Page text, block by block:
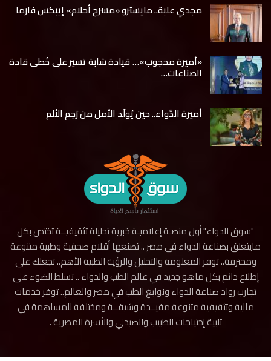
مجدي علبة.. مايسترو «مسرح أحلام» إيبكس فارما
«أميرة محجوب»… قيادة شابة تسير على خُطى قادة
الصناعات…
أميرة الدَّواء.. حين يُولَد الأمل من رَحِم الألم
"سوق الدواء" أول منصـة إعلاميـة خبرية تحليلة تثقيفيــة تختص بكل
مايتعلق بصناعة الدواء في مصر .. تصنعها أقلام صحفية وطبية متنوعة
ومحترفة.. توفر المعلومة والتحليل والرؤية الطبية الأهم.. تجعلك على
إطلاع دائم بكل ماهو جديد في عالم الطب والدواء .. تسلط الضوء على
تجارب رواد صناعة الدواء ونوابغ الطب في مصر والعالم.. توفر خدمات
مالية وتثقيفية متنوعة مفيــدة وشيقــة ومختلفة للمساهمة في
تلبية إحتياجات الطبيب والصيدلي والأسرة المصرية .